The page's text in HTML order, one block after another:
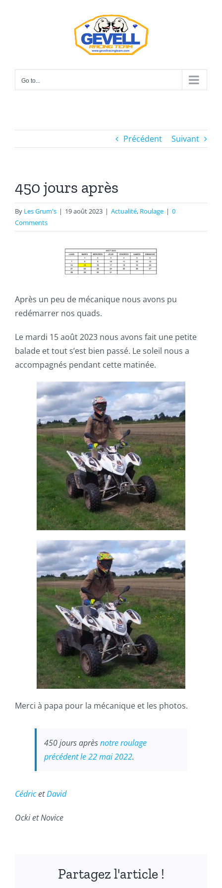
Go to...
Précédent Suivant
450 jours après
By Les Grum's | 19 août 2023 | Actualité, Roulage | 0
Comments
Après un peu de mécanique nous avons pu
redémarrer nos quads.
Le mardi 15 août 2023 nous avons fait une petite
balade et tout s’est bien passé. Le soleil nous a
accompagnés pendant cette matinée.
Merci à papa pour la mécanique et les photos.
450 jours aprèsnotre roulage
précédent le 22 mai 2022.
CédricetDavid
Ocki et Novice
Partagez l'article !